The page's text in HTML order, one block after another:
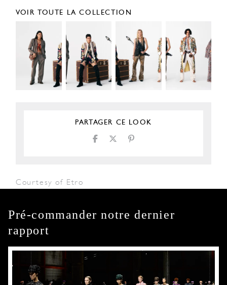
VOIR TOUTE LA COLLECTION
PARTAGER CE LOOK
Courtesy of Etro
Pré-commander notre dernier
rapport